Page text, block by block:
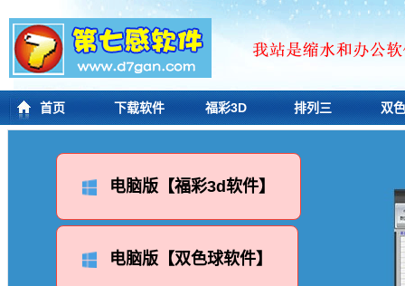
首页 下载软件 福彩3D 排列三 双
电脑版【福彩3d软件】
电脑版【双色球软件】